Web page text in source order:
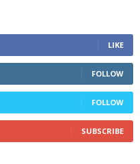
LIKE
FOLLOW
FOLLOW
SUBSCRIBE